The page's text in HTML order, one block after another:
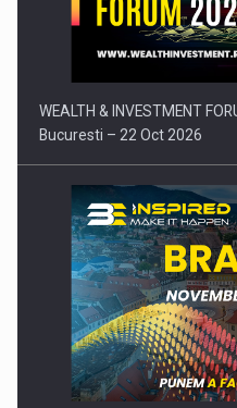
Comunicat de presa:
WEALTH & INVESTMENT
Bucuresti – 22 Oct 2026